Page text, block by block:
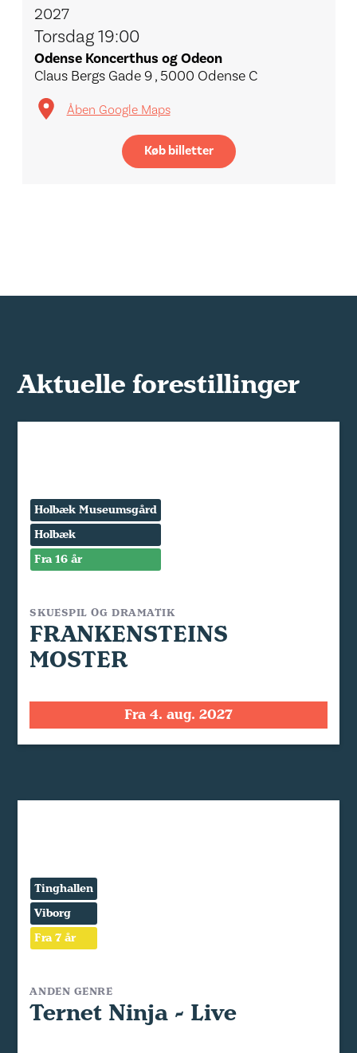
2027
Torsdag 19:00
Odense Koncerthus og Odeon
Claus Bergs Gade 9 , 5000 Odense C
Åben Google Maps
Køb billetter
Aktuelle forestillinger
Holbæk Museumsgård
Holbæk
Fra 16 år
SKUESPIL OG DRAMATIK
FRANKENSTEINS
MOSTER
Fra 4. aug. 2027
Tinghallen
Viborg
Fra 7 år
ANDEN GENRE
Ternet Ninja - Live